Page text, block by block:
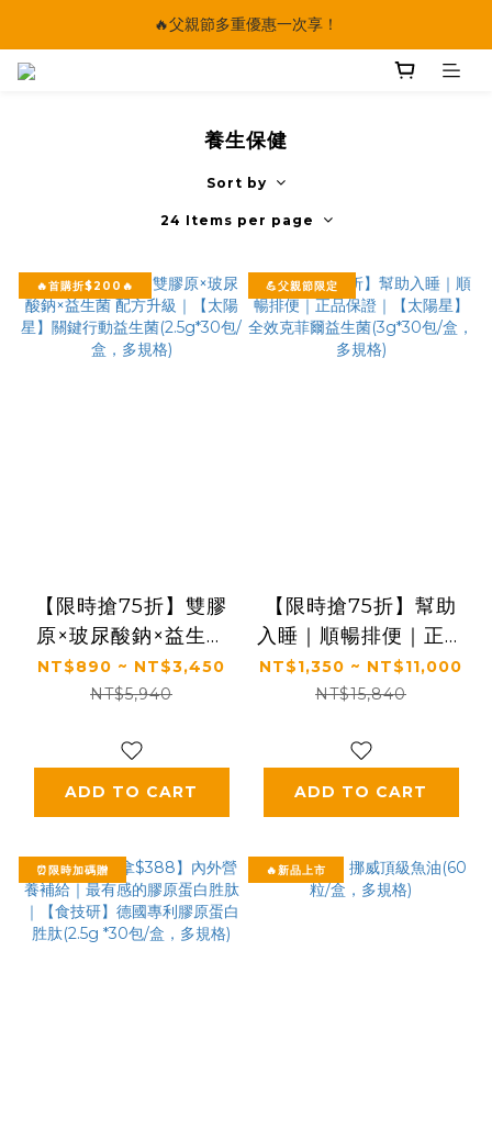
🔥父親節多重優惠一次享！
🔥父親節多重優惠一次享！
🔥父親節多重優惠一次享！
養生保健
Sort by
24 Items per page
🔥首購折$200🔥
【限時搶75折】雙膠
原×玻尿酸鈉×益生菌
配方升級｜【太陽星】
關鍵行動益生菌
格)
NT$890 ~ NT$3,450
NT$5,940
ADD TO CART
💪父親節限定
【限時搶75折】幫助
入睡｜順暢排便｜正品
保證｜【太陽星】全效
克菲爾益生菌(3g*30
NT$1,350 ~ NT$11,000
NT$15,840
ADD TO CART
⏰限時加碼贈 🔥新品上市